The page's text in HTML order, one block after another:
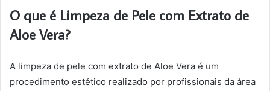
O que é Limpeza de Pele com Extrato de
Aloe Vera?
A limpeza de pele com extrato de Aloe Vera é um
procedimento estético realizado por profissionais da área